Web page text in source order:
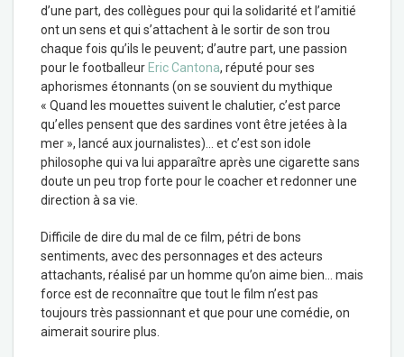
d’une part, des collègues pour qui la solidarité et l’amitié
ont un sens et qui s’attachent à le sortir de son trou
chaque fois qu’ils le peuvent; d’autre part, une passion
pour le footballeur Eric Cantona, réputé pour ses
aphorismes étonnants (on se souvient du mythique
« Quand les mouettes suivent le chalutier, c’est parce
qu’elles pensent que des sardines vont être jetées à la
mer », lancé aux journalistes)… et c’est son idole
philosophe qui va lui apparaître après une cigarette sans
doute un peu trop forte pour le coacher et redonner une
direction à sa vie.
Difficile de dire du mal de ce film, pétri de bons
sentiments, avec des personnages et des acteurs
attachants, réalisé par un homme qu’on aime bien… mais
force est de reconnaître que tout le film n’est pas
toujours très passionnant et que pour une comédie, on
aimerait sourire plus.